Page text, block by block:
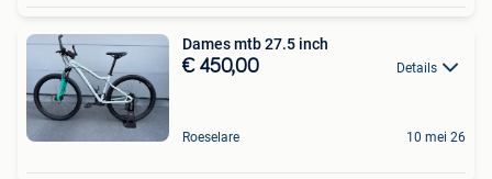
Dames mtb 27.5 inch
€ 450,00 Details
Roeselare 10 mei 26